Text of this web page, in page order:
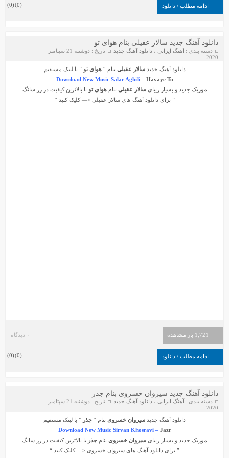
ادامه مطلب / دانلود (
0
)
(
0
)
دانلود آهنگ جدید سالار عقیلی بنام هوای تو
دسته بندی : آهنگ ایرانی ، دانلود آهنگ جدید
تاریخ : دوشنبه 21 سپتامبر
2020
دانلود آهنگ جدید سالار عقیلی بنام “هوای تو” با لینک مستقیم
Download New Music Salar Aghili – Havaye To
موزیک جدید و بسیار زیبایسالار عقیلی بنامهوای تو با بالاترین کیفیت در رز سانگ
” برای دانلود آهنگ هایسالار عقیلی <— کلیک کنید “
1,721 بار مشاهده ۰ دیدگاه
ادامه مطلب / دانلود (
0
)
(
0
)
دانلود آهنگ جدید سیروان خسروی بنام جذر
دسته بندی :آهنگ ایرانی ، دانلود آهنگ جدید
تاریخ : دوشنبه 21 سپتامبر
2020
دانلود آهنگ جدید سیروان خسروی بنام “ جذر ” با لینک مستقیم
Download New Music Sirvan Khosravi – Jazr
موزیک جدید و بسیار زیبای سیروان خسروی بنام جذر با بالاترین کیفیت در رز سانگ
” برای دانلود آهنگ های سیروان خسروی <— کلیک کنید “